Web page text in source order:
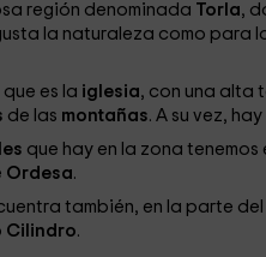
región denominada Torla,
la naturaleza como para
es la iglesia, con una alta
de las montañas. A su vez,
que hay en la zona tenemos
Ordesa.
también, en la parte
Cilindro.